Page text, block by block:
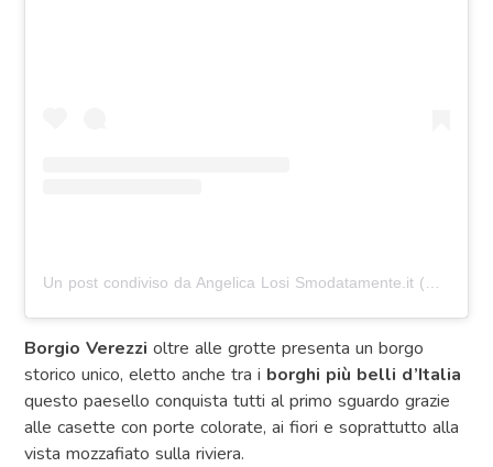
Borgio Verezzi oltre alle grotte presenta un borgo
storico unico, eletto anche tra i borghi più belli d’Italia
questo paesello conquista tutti al primo sguardo grazie
alle casette con porte colorate, ai fiori e soprattutto alla
vista mozzafiato sulla riviera.